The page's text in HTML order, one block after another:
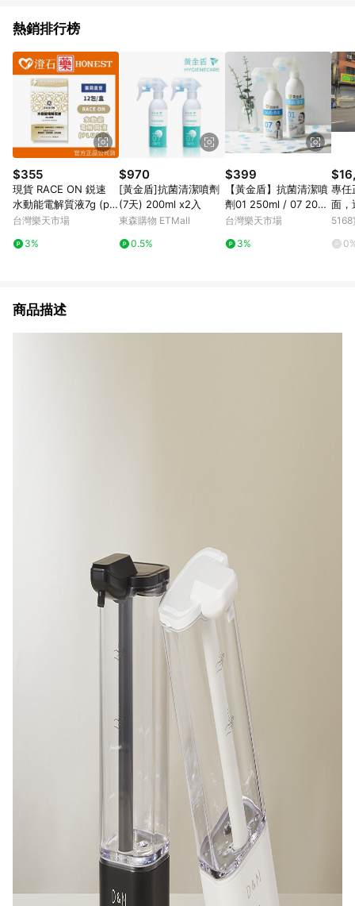
熱銷排行榜
$355
現貨 RACE ON 鋭速
水動能電解質液7g (plu
s 鋅) 12包/盒 澄石藥局
台灣樂天市場
3%
$970
[黃金盾]抗菌清潔噴劑
(7天) 200ml x2入
東森購物 ETMall
0.5%
$399
【黃金盾】抗菌清潔噴
劑01 250ml / 07 200
ml
台灣樂天市場
3%
專任
面，
總醫
商品描述